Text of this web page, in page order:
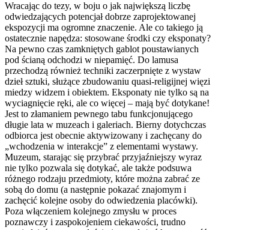
Wracając do tezy, w boju o jak największą liczbę
odwiedzających potencjał dobrze zaprojektowanej
ekspozycji ma ogromne znaczenie. Ale co takiego ją
ostatecznie napędza: stosowane środki czy eksponaty?
Na pewno czas zamkniętych gablot poustawianych
pod ścianą odchodzi w niepamięć. Do lamusa
przechodzą również techniki zaczerpnięte z wystaw
dzieł sztuki, służące zbudowaniu quasi-religijnej więzi
miedzy widzem i obiektem. Eksponaty nie tylko są na
wyciagnięcie ręki, ale co więcej – mają być dotykane!
Jest to złamaniem pewnego tabu funkcjonującego
długie lata w muzeach i galeriach. Bierny dotychczas
odbiorca jest obecnie aktywizowany i zachęcany do
„wchodzenia w interakcje” z elementami wystawy.
Muzeum, starając się przybrać przyjaźniejszy wyraz
nie tylko pozwala się dotykać, ale także podsuwa
różnego rodzaju przedmioty, które można zabrać ze
sobą do domu (a następnie pokazać znajomym i
zachęcić kolejne osoby do odwiedzenia placówki).
Poza włączeniem kolejnego zmysłu w proces
poznawczy i zaspokojeniem ciekawości, trudno